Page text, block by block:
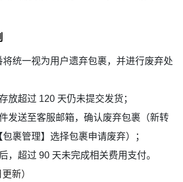
统一视为用户遗弃包裹，并进行废弃处
放超过 120 天仍未提交发货；
发送至客服邮箱，确认废弃包裹（新转
裹管理】选择包裹申请废弃）；
，超过 90 天未完成相关费用支付。
新）